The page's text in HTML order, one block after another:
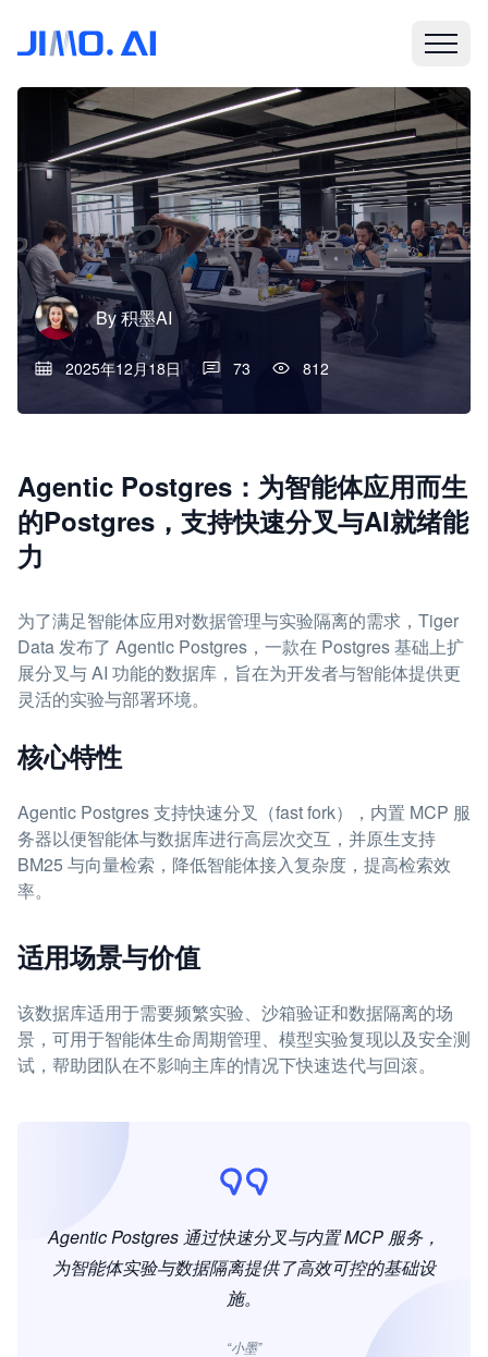
By积墨AI
2025年12月18日 73 812
Agentic Postgres：为智能体应用而生
的Postgres，支持快速分叉与AI就绪能
力
为了满足智能体应用对数据管理与实验隔离的需求，Tiger
Data 发布了 Agentic Postgres，一款在 Postgres 基础上扩
展分叉与 AI 功能的数据库，旨在为开发者与智能体提供更
灵活的实验与部署环境。
核心特性
Agentic Postgres 支持快速分叉（fast fork），内置 MCP 服
务器以便智能体与数据库进行高层次交互，并原生支持
BM25 与向量检索，降低智能体接入复杂度，提高检索效
率。
适用场景与价值
该数据库适用于需要频繁实验、沙箱验证和数据隔离的场
景，可用于智能体生命周期管理、模型实验复现以及安全测
试，帮助团队在不影响主库的情况下快速迭代与回滚。
Agentic Postgres 通过快速分叉与内置 MCP 服务，
为智能体实验与数据隔离提供了高效可控的基础设
施。
“小墨”